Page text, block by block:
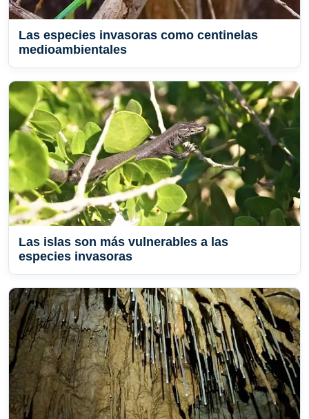
Las especies invasoras como centinelas
medioambientales
Las islas son más vulnerables a las
especies invasoras